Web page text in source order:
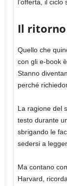
l’offerta, il ciclo
Il
Quello che
con gli e-book
Stanno
perché
La ragione del
testo durante
sbrigando le
sedersi a
Ma contano
Harvard,